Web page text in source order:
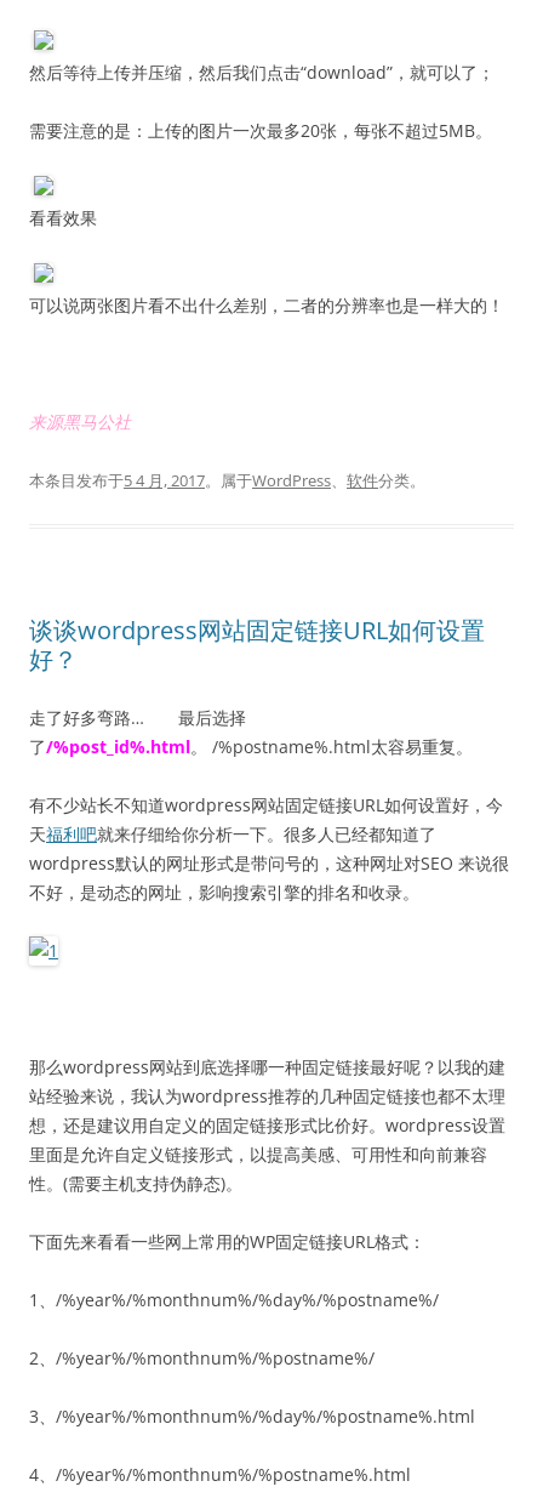
然后等待上传并压缩，然后我们点击“download”，就可以了；
需要注意的是：上传的图片一次最多20张，每张不超过5MB。
看看效果
可以说两张图片看不出什么差别，二者的分辨率也是一样大的！
来源黑马公社
本条目发布于5 4 月, 2017。属于WordPress、 软件分类。
谈谈wordpress网站固定链接URL如何设置
好？
走了好多弯路… 最后选择
了/%post_id%.html。 /%postname%.html太容易重复。
有不少站长不知道wordpress网站固定链接URL如何设置好，今
天福利吧就来仔细给你分析一下。很多人已经都知道了
wordpress默认的网址形式是带问号的，这种网址对SEO 来说很
不好，是动态的网址，影响搜索引擎的排名和收录。
那么wordpress网站到底选择哪一种固定链接最好呢？以我的建
站经验来说，我认为wordpress推荐的几种固定链接也都不太理
想，还是建议用自定义的固定链接形式比价好。wordpress设置
里面是允许自定义链接形式，以提高美感、可用性和向前兼容
性。(需要主机支持伪静态)。
下面先来看看一些网上常用的WP固定链接URL格式：
1、/%year%/%monthnum%/%day%/%postname%/
2、/%year%/%monthnum%/%postname%/
3、/%year%/%monthnum%/%day%/%postname%.html
4、/%year%/%monthnum%/%postname%.html